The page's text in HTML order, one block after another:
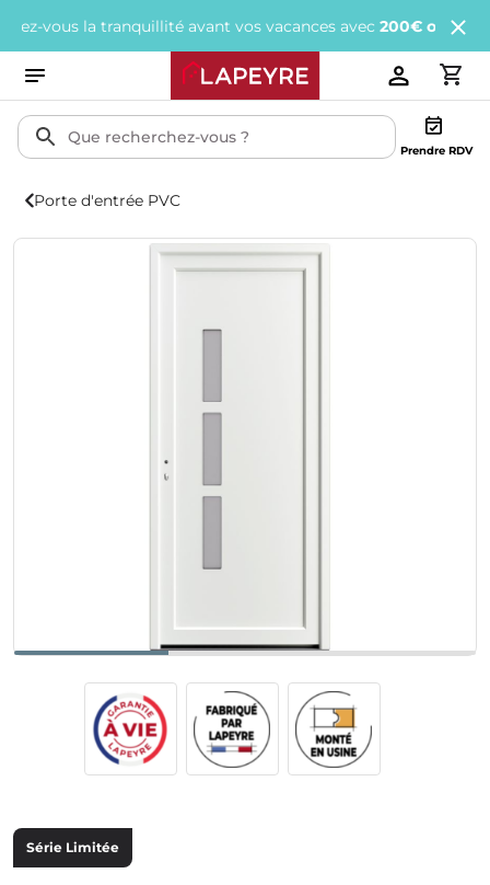
la tranquillité avant vos vacances avec200€ offertstous
Prendre RDV
Porte d'entrée PVC
Série Limitée